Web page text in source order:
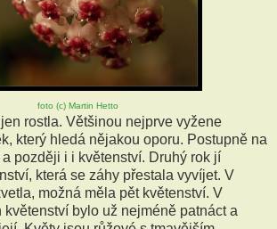
foto (c) Martin Hetto
rostla. Většinou nejprve vyžene
který hledá nějakou oporu. Postupně na
později i i květenství. Druhý rok jí
která se záhy přestala vyvíjet. V
možná měla pět květenství. V
květenství bylo už nejméně patnáct a